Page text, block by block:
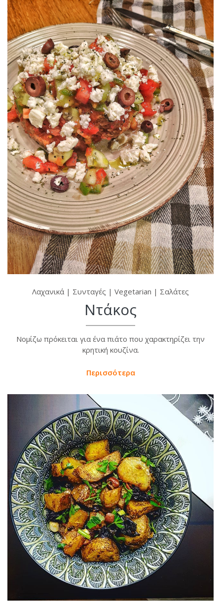
Λαχανικά | Συνταγές | Vegetarian | Σαλάτες
Ντάκος
Νομίζω πρόκειται για ένα πιάτο που χαρακτηρίζει την
κρητική κουζίνα.
Περισσότερα